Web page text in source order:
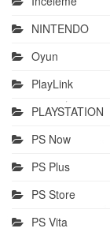
NINTENDO
Oyun
PlayLink
PLAYSTATION
PS Now
PS Plus
PS Store
PS Vita